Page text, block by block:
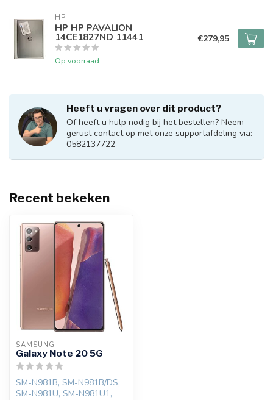
HP
HP HP PAVALION
14CE1827ND 11441
Op voorraad
€279,95
Heeft u vragen over dit product?
Of heeft u hulp nodig bij het bestellen? Neem
gerust contact op met onze supportafdeling via:
0582137722
Recent bekeken
SAMSUNG
Galaxy Note 20 5G
SM-N981B, SM-N981B/DS,
SM-N981U, SM-N981U1,